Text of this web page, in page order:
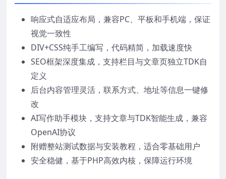
响应式自适应布局，兼容PC、平板和手机端，保证
视觉一致性
DIV+CSS纯手工编写，代码精简，加载速度快
SEO框架深度集成，支持栏目与文章页独立TDK自
定义
后台内容管理灵活，联系方式、地址等信息一键修
改
AI写作助手模块，支持文章与TDK智能生成，兼容
OpenAI协议
附赠整站测试数据与安装教程，适合零基础用户
安全稳健，基于PHP高效内核，保障运行环境